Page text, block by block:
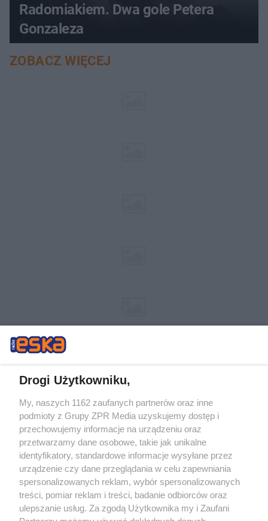
Radomiakiem. Dwa gole Petera
Gonzaleza
ZOBACZ WIĘCEJ
Żaden utwór zamieszczony w serwisie nie może być powielany i
rozpowszechniany lub dalej rozpowszechniany w jakikolwiek sposób (w
tym także elektroniczny lub mechaniczny) na jakimkolwiek polu
eksploatacji w jakiejkolwiek formie, włącznie z umieszczaniem w
Internecie bez pisemnej zgody właściciela praw. Jakiekolwiek użycie lub
wykorzystanie utworów w całości lub w części z naruszeniem prawa,
tzn. bez właściwej zgody, jest zabronione pod groźbą kary i może być
ścigane prawnie.
Drogi Użytkowniku,
My, naszych 1162 zaufanych partnerów oraz inne
podmioty z Grupy ZPR Media uzyskujemy dostęp i
przechowujemy informacje na urządzeniu oraz
przetwarzamy dane osobowe, takie jak unikalne
identyfikatory, standardowe informacje wysyłane przez
urządzenie czy dane przeglądania w celu zapewniania
spersonalizowanych reklam, wybór spersonalizowanych
treści, pomiar reklam i treści, badanie odbiorców oraz
ulepszanie usług. Za zgodą Użytkownika my i Zaufani